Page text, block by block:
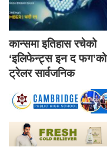
कान्समा इतिहास रचेको
‘इलिफेन्ट्स इन द फग’को
ट्रेलर सार्वजनिक